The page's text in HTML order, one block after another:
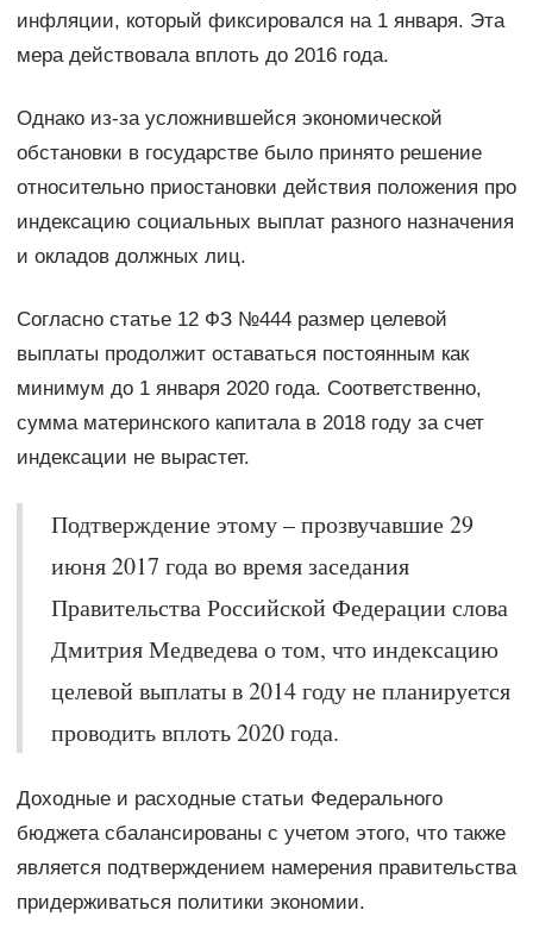
инфляции, который фиксировался на 1 января. Эта
мера действовала вплоть до 2016 года.
Однако из-за усложнившейся экономической
обстановки в государстве было принято решение
относительно приостановки действия положения про
индексацию социальных выплат разного назначения
и окладов должных лиц.
Согласно статье 12 ФЗ №444 размер целевой
выплаты продолжит оставаться постоянным как
минимум до 1 января 2020 года. Соответственно,
сумма материнского капитала в 2018 году за счет
индексации не вырастет.
Подтверждение этому – прозвучавшие 29
июня 2017 года во время заседания
Правительства Российской Федерации слова
Дмитрия Медведева о том, что индексацию
целевой выплаты в 2014 году не планируется
проводить вплоть 2020 года.
Доходные и расходные статьи Федерального
бюджета сбалансированы с учетом этого, что также
является подтверждением намерения правительства
придерживаться политики экономии.